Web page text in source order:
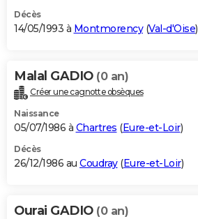
Décès
14/05/1993 à Montmorency(Val-d'Oise)
Malal GADIO (0 an)
Créer une cagnotte obsèques
Naissance
05/07/1986 à Chartres (Eure-et-Loir)
Décès
26/12/1986 au Coudray(Eure-et-Loir)
Ourai GADIO (0 an)